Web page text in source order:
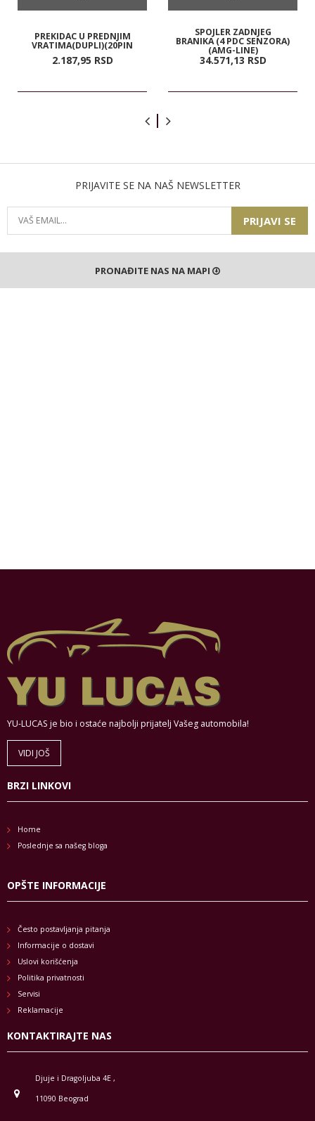
PREKIDAC U PREDNJIM
VRATIMA(DUPLI)(20PIN
2.187,95 RSD
SPOJLER ZADNJEG
BRANIKA (4 PDC SENZORA)
(AMG-LINE)
34.571,13 RSD
PRIJAVITE SE NA NAŠ NEWSLETTER
PRIJAVI SE
PRONAĐITE NAS NA MAPI
YU-LUCAS je bio i ostaće najbolji prijatelj Vašeg automobila!
VIDI JOŠ
BRZI LINKOVI
Home
Poslednje sa našeg bloga
OPŠTE INFORMACIJE
Često postavljanja pitanja
Informacije o dostavi
Uslovi korišćenja
Politika privatnosti
Servisi
Reklamacije
KONTAKTIRAJTE NAS
Djuje i Dragoljuba 4E ,
11090 Beograd